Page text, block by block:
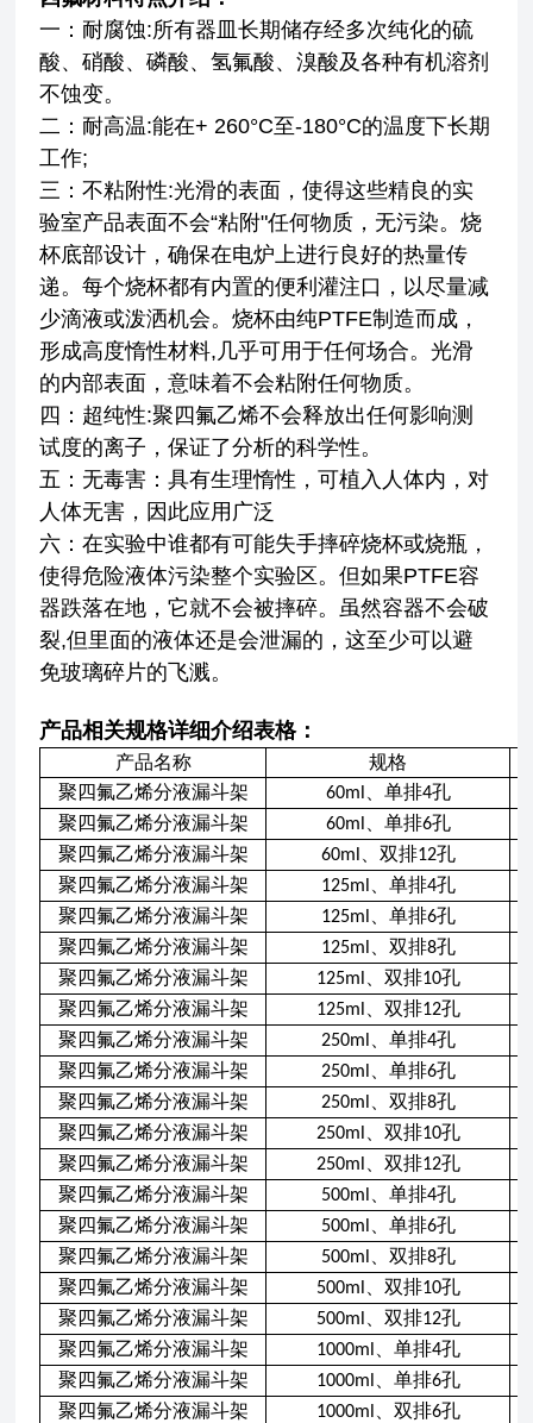
一：耐腐蚀:所有器皿长期储存经多次纯化的硫
酸、硝酸、磷酸、氢氟酸、溴酸及各种有机溶剂
不蚀变。
二：耐高温:能在+ 260°C至-180°C的温度下长期
工作;
三：不粘附性:光滑的表面，使得这些精良的实
验室产品表面不会“粘附"任何物质，无污染。烧
杯底部设计，确保在电炉上进行良好的热量传
递。每个烧杯都有内置的便利灌注口，以尽量减
少滴液或泼洒机会。烧杯由纯PTFE制造而成，
形成高度惰性材料,几乎可用于任何场合。光滑
的内部表面，意味着不会粘附任何物质。
四：超纯性:聚四氟乙烯不会释放出任何影响测
试度的离子，保证了分析的科学性。
五：无毒害：具有生理惰性，可植入人体内，对
人体无害，因此应用广泛
六：在实验中谁都有可能失手摔碎烧杯或烧瓶，
使得危险液体污染整个实验区。但如果PTFE容
器跌落在地，它就不会被摔碎。虽然容器不会破
裂,但里面的液体还是会泄漏的，这至少可以避
免玻璃碎片的飞溅。
产品相关规格详细介绍表格：
产品名称
规格
聚四氟乙烯分液漏斗架
60ml 、单排4孔
聚四氟乙烯分液漏斗架
60ml 、单排6孔
聚四氟乙烯分液漏斗架
60ml 、双排12孔
聚四氟乙烯分液漏斗架
125ml 、单排4孔
聚四氟乙烯分液漏斗架
125ml 、单排6孔
聚四氟乙烯分液漏斗架
125ml 、双排8孔
聚四氟乙烯分液漏斗架
125ml 、双排10孔
聚四氟乙烯分液漏斗架
125ml 、双排12孔
聚四氟乙烯分液漏斗架
250ml 、单排4孔
聚四氟乙烯分液漏斗架
250ml 、单排6孔
聚四氟乙烯分液漏斗架
250ml 、双排8孔
聚四氟乙烯分液漏斗架
250ml 、双排10孔
聚四氟乙烯分液漏斗架
250ml 、双排12孔
聚四氟乙烯分液漏斗架
500ml 、单排4孔
聚四氟乙烯分液漏斗架
500ml 、单排6孔
聚四氟乙烯分液漏斗架
500ml 、双排8孔
聚四氟乙烯分液漏斗架
500ml 、双排10孔
聚四氟乙烯分液漏斗架
500ml 、双排12孔
聚四氟乙烯分液漏斗架
1000ml 、单排4孔
聚四氟乙烯分液漏斗架
1000ml 、单排6孔
聚四氟乙烯分液漏斗架
1000ml 、双排6孔